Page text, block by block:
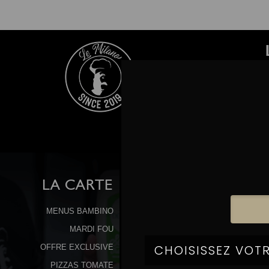
LA CARTE
MENUS BAMBINO
MARDI FOU
OFFRE EXCLUSIVE
PIZZAS TOMATE